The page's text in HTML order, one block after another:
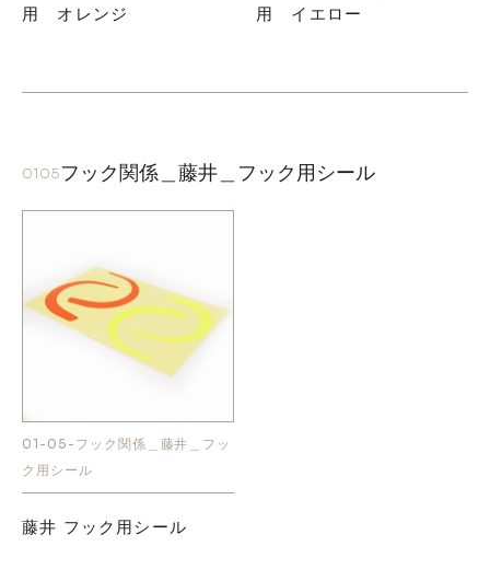
用 オレンジ
用 イエロー
0105フック関係＿藤井＿フック用シール
01-05-フック関係＿藤井＿フッ
ク用シール
藤井 フック用シール